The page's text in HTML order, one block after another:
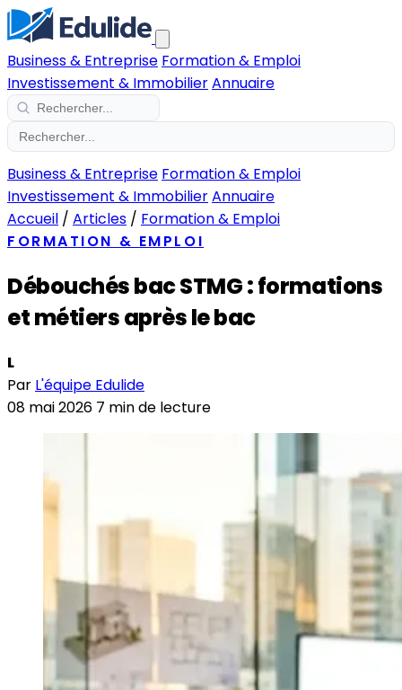
Business & Entreprise Formation & Emploi
Investissement & ImmobilierAnnuaire
Business & Entreprise Formation & Emploi
Investissement & ImmobilierAnnuaire
Accueil / Articles / Formation & Emploi
FORMATION & EMPLOI
Débouchés bac STMG : formations
et métiers après le bac
L
Par L'équipe Edulide
08 mai 2026 7 min de lecture